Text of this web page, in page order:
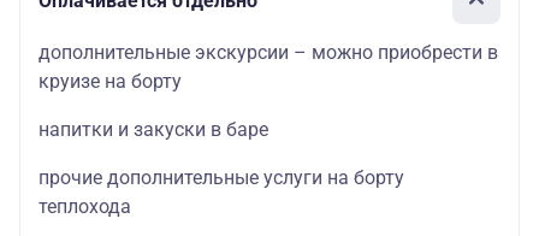
дополнительные экскурсии – можно приобрести в
круизе на борту
напитки и закуски в баре
прочие дополнительные услуги на борту
теплохода